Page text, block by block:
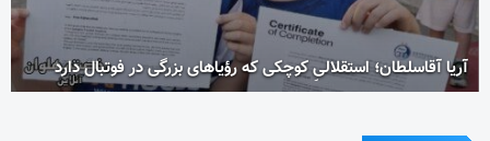
آریا آقاسلطان؛ استقلالیِ کوچکی که رؤیاهای بزرگی در فوتبال دارد